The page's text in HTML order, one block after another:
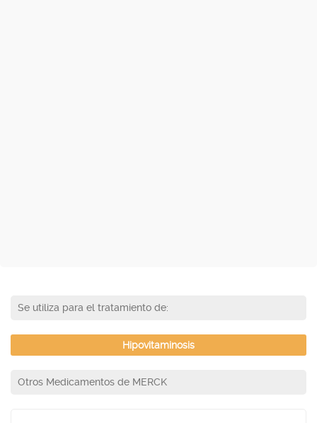
Se utiliza para el tratamiento de:
Hipovitaminosis
Otros Medicamentos de MERCK